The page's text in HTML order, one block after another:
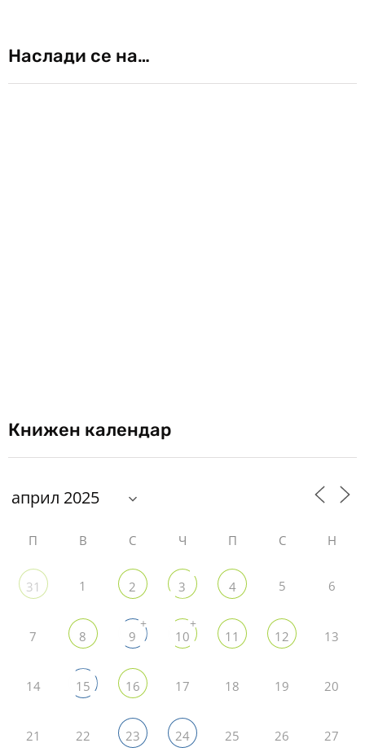
Наслади се на…
Книжен календар
П В С Ч П С Н
31 1 2 3 4 5 6
7 8 9
+
10
+
11 12 13
14 15 16 17 18 19 20
21 22 23 24 25 26 27